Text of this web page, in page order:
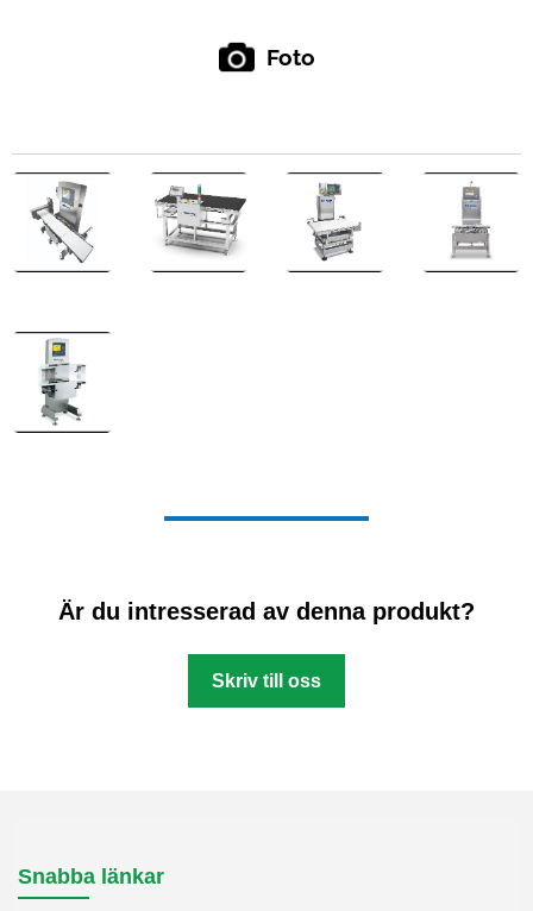
Foto
Är du intresserad av denna produkt?
Skriv till oss
Snabba länkar